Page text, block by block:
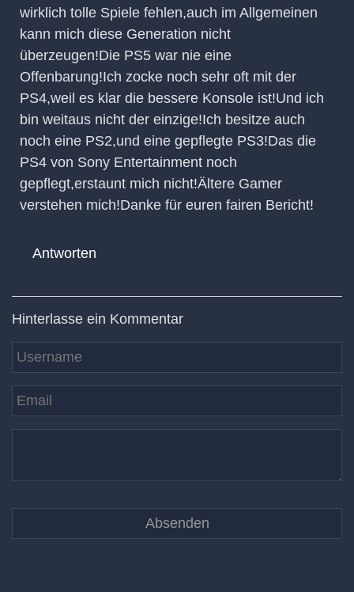
wirklich tolle Spiele fehlen,auch im Allgemeinen
kann mich diese Generation nicht
überzeugen!Die PS5 war nie eine
Offenbarung!Ich zocke noch sehr oft mit der
PS4,weil es klar die bessere Konsole ist!Und ich
bin weitaus nicht der einzige!Ich besitze auch
noch eine PS2,und eine gepflegte PS3!Das die
PS4 von Sony Entertainment noch
gepflegt,erstaunt mich nicht!Ältere Gamer
verstehen mich!Danke für euren fairen Bericht!
Antworten
Hinterlasse ein Kommentar